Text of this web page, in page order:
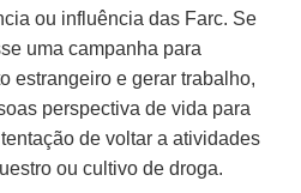
ou influência das Farc. Se
uma campanha para
estrangeiro e gerar trabalho,
perspectiva de vida para
de voltar a atividades
ou cultivo de droga.